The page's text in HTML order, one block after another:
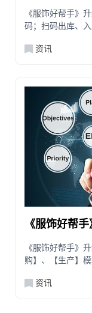
《服饰好帮手》
码；扫码出库、
资讯
《服饰好帮
《服饰好帮手》
购】、【生产】
资讯